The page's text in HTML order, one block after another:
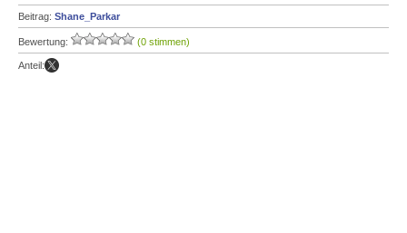
Beitrag: Shane_Parkar
Bewertung: (0 stimmen)
Anteil: